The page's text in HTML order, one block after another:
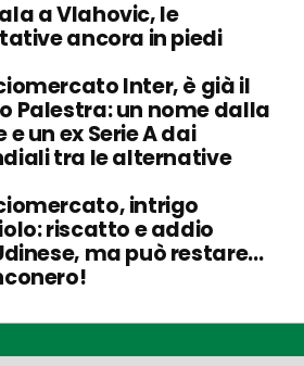
a Vlahovic, le
ancora in piedi
Inter, è già il
Palestra: un nome dalla
e un ex Serie A dai
tra le alternative
intrigo
riscatto e addio
ma può restare…